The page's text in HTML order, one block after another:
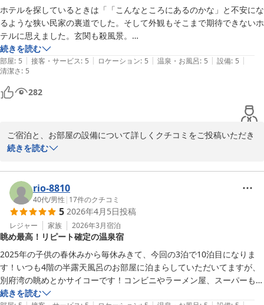
ストでございます。
朝のご連絡の際、姉妹館「和みの宿 夢月」のスタッフの対応につい
て「安心して滞在できるのがわかった」とのお言葉をいただき、ホ
ッと胸をなでおろしております。お客様に安心感をお届けできたこ
とは何よりの喜びです。
「鉄輪での楽しい思い出ができた」という大変嬉しいお言葉を励み
に、これからも皆様に安心・快適で特別なひとときを過ごしていた
またぜひ温泉を満喫しに、お気軽に足を運んでくださいませ。次回
心よりお待ち申し上げております。
リゾート扇山 〜Ｇｒａｎｄｐｉａ Ｒｅｓｏｒｔ ＯＵＧＩＹＡ
ＭＡ〜
2026-06-19
ホテルを探しているときは「「こんなところにあるのかな」と不安にな
るような狭い民家の裏道でした。そして外観もそこまで期待できないホ
テルに思えました。玄関も殺風景。
エレベーターもとても狭い。。
なのに、お部屋のステキさと言ったら。。
そのギャップには驚きます（笑）
冷蔵庫の中のたくさんのサービスも、お部屋についた露天風呂も、
高いところにあるので、
続きを読む
部屋: 5 | 接客・サービス: 5 | ロケーション: 5 | 温泉・お風呂: 5 | 設備: 5 |
清潔さ: 5
282
ご宿泊と、お部屋の設備について詳しくクチコミをご投稿いただき
誠にありがとうございます！
当館へのアクセスや外観、エレベーターではご不安な思いをさせて
しまい大変失礼いたしました。しかしながら、一歩お部屋に入られ
た際のデザインや広さ、清潔感、そして客室の露天風呂について
「そのギャップには驚きます」と、最高のお褒めのお言葉をいただ
き大変嬉しく感激しております。高台に位置しているため風が強く
寒さを感じられたとのこと、貴重なご意見をありがとうございま
す。
また、冷蔵庫のドリンクサービスもお喜びいただけて幸いです。し
かしながら、誠に勝手ながらこちらの冷蔵庫サービスは2026年5月
続きを読む
rio-8810
40代/男性 | 17件のクチコミ
5 2026年4月5日投稿
レジャー 家族 2026年3月宿泊
眺め最高！リピート確定の温泉宿
2025年の子供の春休みから毎休みきて、今回の3泊で10泊目になりま
す！いつも4階の半露天風呂のお部屋に泊まらしていただいてますが、
別府湾の眺めとかサイコーです！コンビニやラーメン屋、スーパーも歩
いて10分圏内にあるので坂道ですが、歩くのが苦手ではない方は苦に
続きを読む